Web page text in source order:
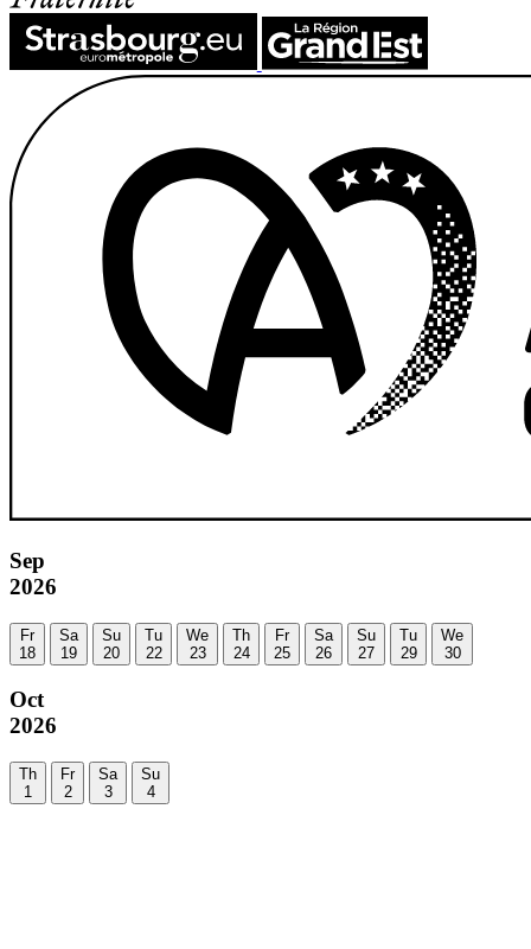
Sep
2026
Fr
18
Sa
19
Su
20
Tu
22
We
23
Th
24
Fr
25
Sa
26
Su
27
Tu
29
We
30
Oct
2026
Th
1
Fr
2
Sa
3
Su
4